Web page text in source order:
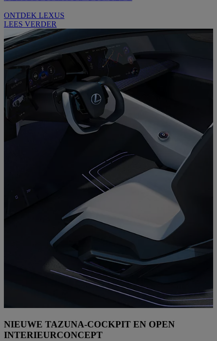
ONTDEK LEXUS
LEES VERDER
NIEUWE TAZUNA-COCKPIT EN OPEN
INTERIEURCONCEPT